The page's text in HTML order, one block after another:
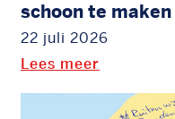
schoon te maken
22 juli 2026
Lees meer